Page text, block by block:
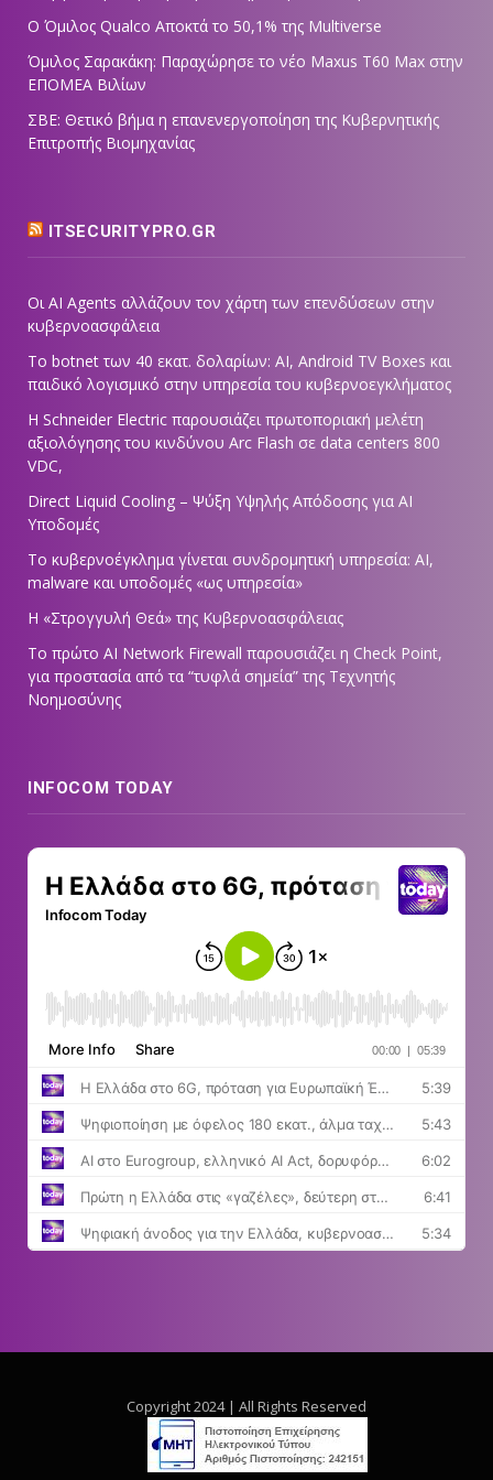
Ο Όμιλος Qualco Αποκτά το 50,1% της Multiverse
Όμιλος Σαρακάκη: Παραχώρησε το νέο Maxus T60 Max στην
ΕΠΟΜΕΑ Βιλίων
ΣΒΕ: Θετικό βήμα η επανενεργοποίηση της Κυβερνητικής
Επιτροπής Βιομηχανίας
ITSECURITYPRO.GR
Οι AI Agents αλλάζουν τον χάρτη των επενδύσεων στην
κυβερνοασφάλεια
Το botnet των 40 εκατ. δολαρίων: AI, Android TV Boxes και
παιδικό λογισμικό στην υπηρεσία του κυβερνοεγκλήματος
Η Schneider Electric παρουσιάζει πρωτοποριακή μελέτη
αξιολόγησης του κινδύνου Arc Flash σε data centers 800
VDC,
Direct Liquid Cooling – Ψύξη Υψηλής Απόδοσης για AI
Υποδομές
Το κυβερνοέγκλημα γίνεται συνδρομητική υπηρεσία: AI,
malware και υποδομές «ως υπηρεσία»
Η «Στρογγυλή Θεά» της Κυβερνοασφάλειας
Tο πρώτο AI Network Firewall παρουσιάζει η Check Point,
για προστασία από τα “τυφλά σημεία” της Τεχνητής
Νοημοσύνης
INFOCOM TODAY
Copyright 2024 | All Rights Reserved